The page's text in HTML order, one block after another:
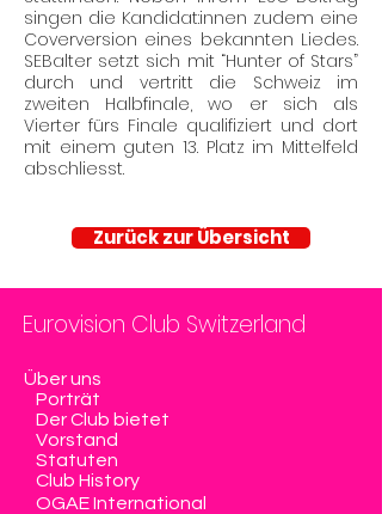
singen die Kandidat:innen zudem eine
Coverversion eines bekannten Liedes.
SEBalter setzt sich mit “Hunter of Stars”
durch und vertritt die Schweiz im
zweiten Halbfinale, wo er sich als
Vierter fürs Finale qualifiziert und dort
mit einem guten 13. Platz im Mittelfeld
abschliesst.
Zurück zur Übersicht
Eurovision Club Switzerland
Über uns
Porträt
Der Club bietet
Vorstand
Statuten
Club History
OGAE International